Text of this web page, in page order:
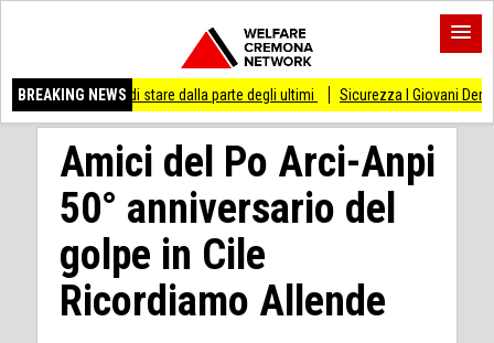
BREAKING NEWS
di stare dalla parte degli ultimi Sicurezza I Giovani Democratici
Amici del Po Arci-Anpi
50° anniversario del
golpe in Cile
Ricordiamo Allende